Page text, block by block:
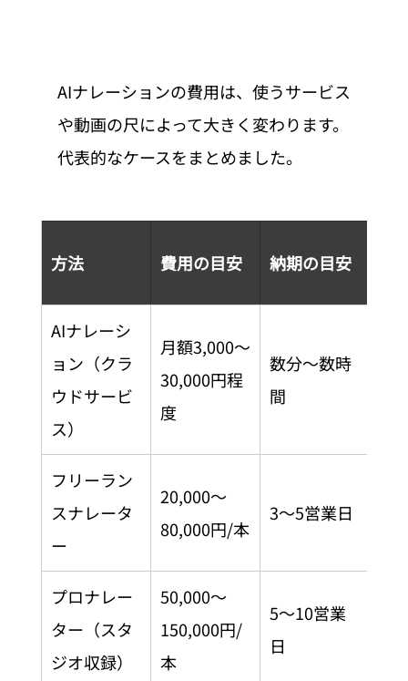
AIナレーションの費用は、使うサービス
や動画の尺によって大きく変わります。
代表的なケースをまとめました。
方法 費用の目安 納期の目安
AIナレーシ
ョン（クラ
ウドサービ
ス）
月額3,000〜
30,000円程
度
数分〜数時
間
フリーラン
スナレータ
ー
20,000〜
80,000円/本
3〜5営業日
プロナレー
ター（スタ
ジオ収録）
50,000〜
150,000円/
本
5〜10営業
日